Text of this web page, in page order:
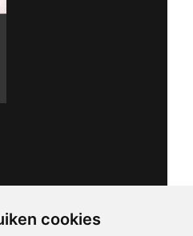
cookies